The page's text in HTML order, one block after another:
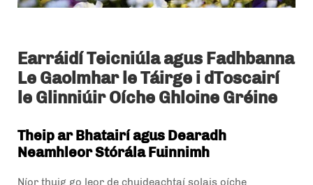
Earráidí Teicniúla agus Fadhbanna
Le Gaolmhar le Táirge i dToscairí
le Glinniúir Oíche Ghloine Gréine
Theip ar Bhatairí agus Dearadh
Neamhleor Stórála Fuinnimh
Níor thuig go leor de chuideachtaí solais oíche